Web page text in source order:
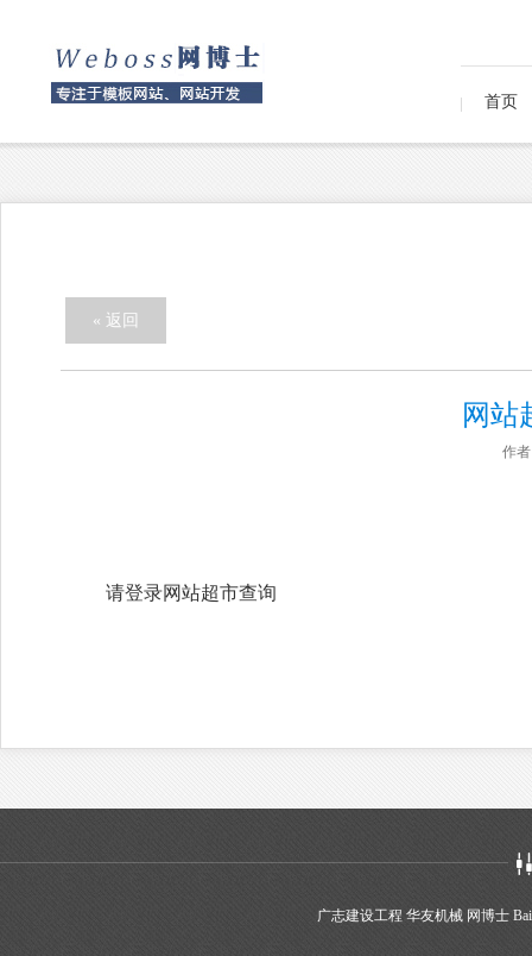
首页
« 返回
网站
作
请登录网站超市查询
广志建设工程 华友机械 网博士